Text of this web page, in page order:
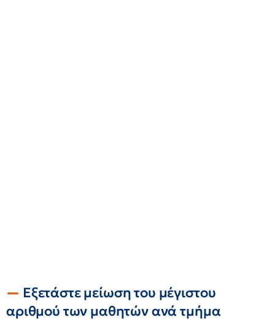
Εξετάστε μείωση του μέγιστου
αριθμού των μαθητών ανά τμήμα